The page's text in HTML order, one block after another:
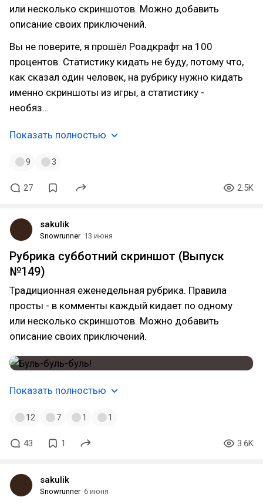
или несколько скриншотов. Можно добавить
описание своих приключений.
Вы не поверите, я прошёл Роадкрафт на 100
процентов. Статистику кидать не буду, потому что,
как сказал один человек, на рубрику нужно кидать
именно скриншоты из игры, а статистику -
необяз…
Показать полностью
9 3
27 2.5K
sakulik
Snowrunner 13 июня
Рубрика субботний скриншот (Выпуск
№149)
Традиционная еженедельная рубрика. Правила
просты - в комменты каждый кидает по одному
или несколько скриншотов. Можно добавить
описание своих приключений.
Показать полностью
12 7 1 1
43 1 3.6K
sakulik
Snowrunner 6 июня